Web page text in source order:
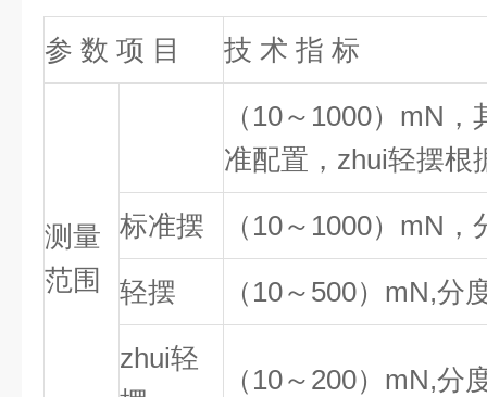
参 数 项 目 技 术 指 标
测量
范围
（10～1000）mN
准配置，zhui轻摆根
标准摆 （10～1000）mN
轻摆 （10～500）mN,分
zhui轻
（10～200）mN,分